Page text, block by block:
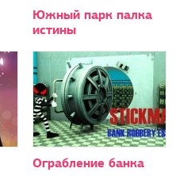
Южный парк палка
истины
Ограбление банка